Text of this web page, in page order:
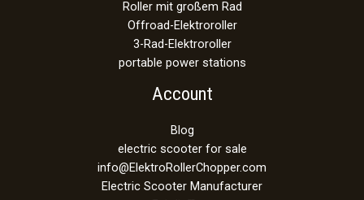
Roller mit großem Rad
Offroad-Elektroroller
3-Rad-Elektroroller
portable power stations
Account
Blog
electric scooter for sale
info@ElektroRollerChopper.com
Electric Scooter Manufacturer